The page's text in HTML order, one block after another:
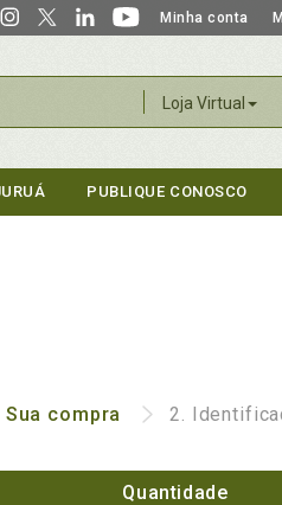
Minha conta
Loja Virtual
PUBLIQUE CONOSCO
Sua compra 2.
Quantidade